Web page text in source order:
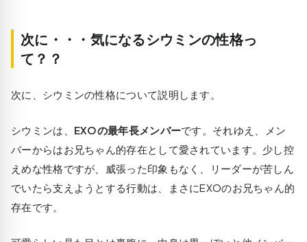
次に・・・気になるシウミンの性格っ
て？？
次に、シウミンの性格について説明します。
シウミンは、 EXOの最年長メンバーです。それゆえ、メン
バーからはお兄ちゃん的存在として愛されています。少し控
えめな性格ですが、威張った印象もなく、リーダーが苦しん
でいたら支えようとする行動は、まさにEXOのお兄ちゃん的
存在です。